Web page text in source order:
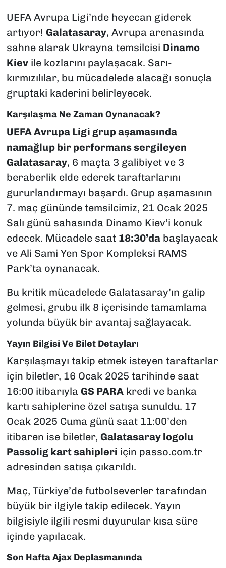
UEFA Avrupa Ligi’nde heyecan giderek
artıyor! Galatasaray, Avrupa arenasında
sahne alarak Ukrayna temsilcisi Dinamo
Kievile kozlarını paylaşacak. Sarı-
kırmızılılar, bu mücadelede alacağı sonuçla
gruptaki kaderini belirleyecek.
Karşılaşma Ne Zaman Oynanacak?
UEFA Avrupa Ligi grup aşamasında
namağlup bir performans sergileyen
Galatasaray, 6 maçta 3 galibiyet ve 3
beraberlik elde ederek taraftarlarını
gururlandırmayı başardı. Grup aşamasının
7. maç gününde temsilcimiz, 21 Ocak 2025
Salı günü sahasında Dinamo Kiev’i konuk
edecek. Mücadele saat 18:30’dabaşlayacak
ve Ali Sami Yen Spor Kompleksi RAMS
Park’ta oynanacak.
Bu kritik mücadelede Galatasaray’ın galip
gelmesi, grubu ilk 8 içerisinde tamamlama
yolunda büyük bir avantaj sağlayacak.
Yayın Bilgisi Ve Bilet Detayları
Karşılaşmayı takip etmek isteyen taraftarlar
için biletler, 16 Ocak 2025 tarihinde saat
16:00 itibarıyla GS PARAkredi ve banka
kartı sahiplerine özel satışa sunuldu. 17
Ocak 2025 Cuma günü saat 11:00’den
itibaren ise biletler, Galatasaray logolu
Passolig kart sahipleri için passo.com.tr
adresinden satışa çıkarıldı.
Maç, Türkiye’de futbolseverler tarafından
büyük bir ilgiyle takip edilecek. Yayın
bilgisiyle ilgili resmi duyurular kısa süre
içinde yapılacak.
Son Hafta Ajax Deplasmanında